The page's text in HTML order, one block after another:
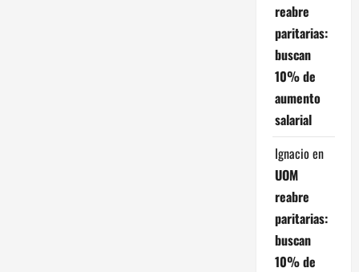
reabre
paritarias:
buscan
10% de
aumento
salarial
Ignacio en
UOM
reabre
paritarias:
buscan
10% de